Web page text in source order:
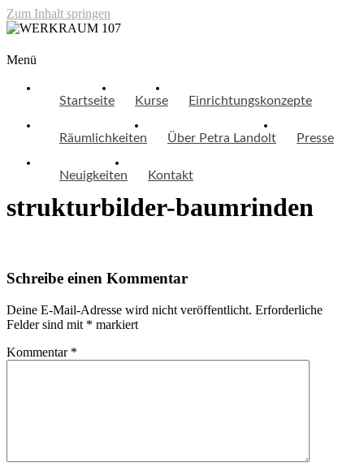
Zum Inhalt springen
WERKRAUM 107
Menü
Startseite Kurse Einrichtungskonzepte
Räumlichkeiten Über Petra Landolt Presse
Neuigkeiten Kontakt
strukturbilder-baumrinden
Schreibe einen Kommentar
Deine E-Mail-Adresse wird nicht veröffentlicht. Erforderliche
Felder sind mit * markiert
Kommentar *